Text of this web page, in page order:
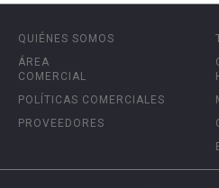
QUIÉNES SOMOS
ÁREA
COMERCIAL
POLÍTICAS COMERCIALES
PROVEEDORES